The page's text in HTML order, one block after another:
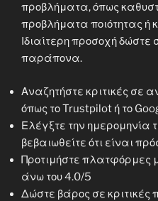
προβλήματα, όπως
προβλήματα ποιότητας ή
Ιδιαίτερη προσοχή
παράπονα.
Αναζητήστε κριτικές σε
όπως το Trustpilot ή το
Ελέγξτε την ημερομηνία
βεβαιωθείτε ότι είναι
Προτιμήστε πλατφόρμες
άνω του 4.0/5
Δώστε βάρος σε